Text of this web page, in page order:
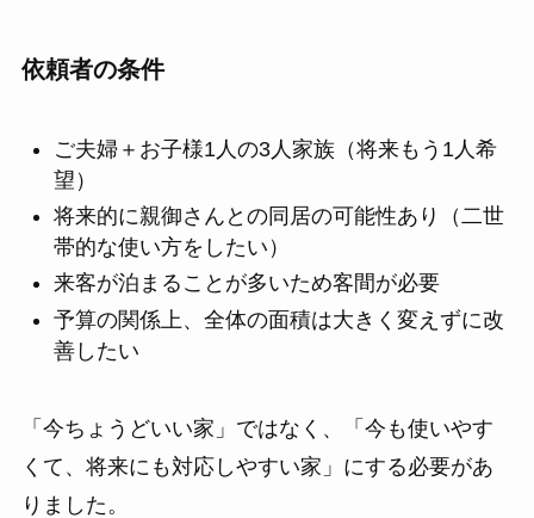
依頼者の条件
ご夫婦＋お子様1人の3人家族（将来もう1人希
望）
将来的に親御さんとの同居の可能性あり（二世
帯的な使い方をしたい）
来客が泊まることが多いため客間が必要
予算の関係上、全体の面積は大きく変えずに改
善したい
「今ちょうどいい家」ではなく、「今も使いやす
くて、将来にも対応しやすい家」にする必要があ
りました。